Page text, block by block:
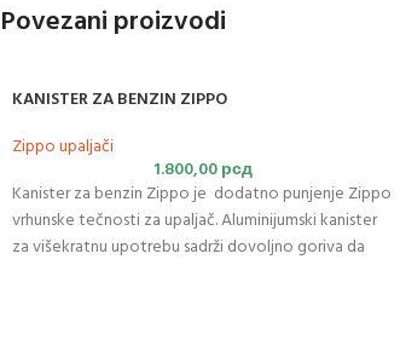
Povezani proizvodi
KANISTER ZA BENZIN ZIPPO
Zippo upaljači
1.800,00рсд
Kanister za benzin Zippo je dodatno punjenje Zippo
vrhunske tečnosti za upaljač. Aluminijumski kanister
za višekratnu upotrebu sadrži dovoljno goriva da